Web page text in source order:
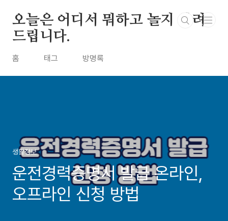
오늘은 어디서 뭐하고 놀지 알려
드립니다.
홈 태그 방명록
생활정보
운전경력증명서 발급 온라인,
오프라인 신청 방법